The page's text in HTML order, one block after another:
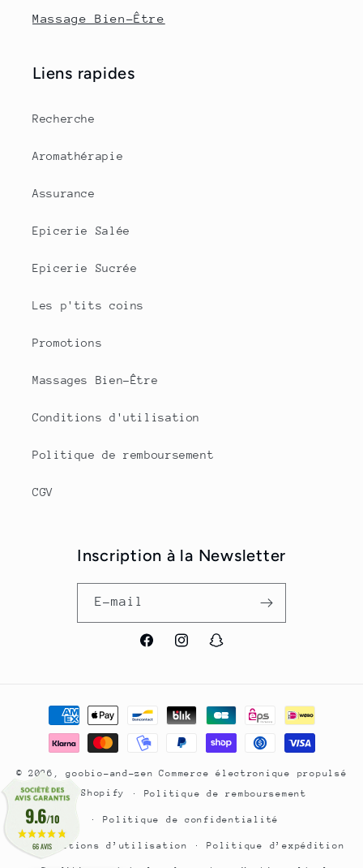
Massage Bien-Être
Liens rapides
Recherche
Aromathérapie
Assurance
Epicerie Salée
Epicerie Sucrée
Les p'tits coins
Promotions
Massages Bien-Être
Conditions d'utilisation
Politique de remboursement
CGV
Inscription à la Newsletter
E-mail
FacebookInstagramSnapchat
Moyens
paiement
© 2026,goobio-and-zen
Commerce électronique propulsé
par Shopify
Politique de remboursement
Politique de confidentialité
Conditions d’utilisation Politique d’expédition
9.6/10
66 AVIS